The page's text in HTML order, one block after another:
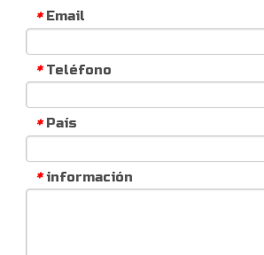
* Email
* Teléfono
* País
* información